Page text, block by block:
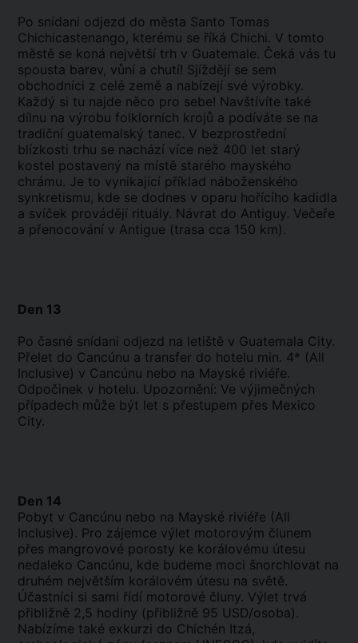
Po snídani odjezd do města Santo Tomas
Chichicastenango, kterému se říká Chichi. V tomto
městě se koná největší trh v Guatemale. Čeká vás tu
spousta barev, vůní a chutí! Sjíždějí se sem
obchodníci z celé země a nabízejí své výrobky.
Každý si tu najde něco pro sebe! Navštívíte také
dílnu na výrobu folklorních krojů a podíváte se na
tradiční guatemalský tanec. V bezprostřední
blízkosti trhu se nachází více než 400 let starý
kostel postavený na místě starého mayského
chrámu. Je to vynikající příklad náboženského
synkretismu, kde se dodnes v oparu hořícího kadidla
a svíček provádějí rituály. Návrat do Antiguy. Večeře
a přenocování v Antigue (trasa cca 150 km).
Den 13
Po časné snídani odjezd na letiště v Guatemala City.
Přelet do Cancúnu a transfer do hotelu min. 4* (All
Inclusive) v Cancúnu nebo na Mayské riviéře.
Odpočinek v hotelu. Upozornění: Ve výjimečných
případech může být let s přestupem přes Mexico
City.
Den 14
Pobyt v Cancúnu nebo na Mayské riviéře (All
Inclusive). Pro zájemce výlet motorovým člunem
přes mangrovové porosty ke korálovému útesu
nedaleko Cancúnu, kde budeme moci šnorchlovat na
druhém největším korálovém útesu na světě.
Účastníci si sami řídí motorové čluny. Výlet trvá
přibližně 2,5 hodiny (přibližně 95 USD/osoba).
Nabízíme také exkurzi do Chichén Itzá,